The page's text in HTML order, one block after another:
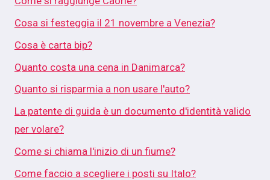
Cosa si festeggia il 21 novembre a Venezia?
Cosa è carta bip?
Quanto costa una cena in Danimarca?
Quanto si risparmia a non usare l'auto?
La patente di guida è un documento d'identità valido
per volare?
Come si chiama l'inizio di un fiume?
Come faccio a scegliere i posti su Italo?